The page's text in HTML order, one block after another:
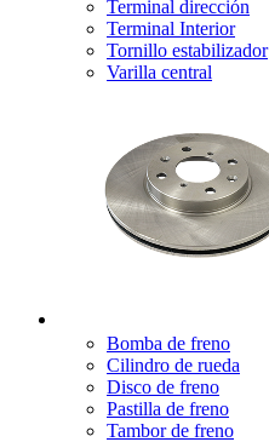
Terminal dirección
Terminal Interior
Tornillo estabilizador
Varilla central
Bomba de freno
Cilindro de rueda
Disco de freno
Pastilla de freno
Tambor de freno